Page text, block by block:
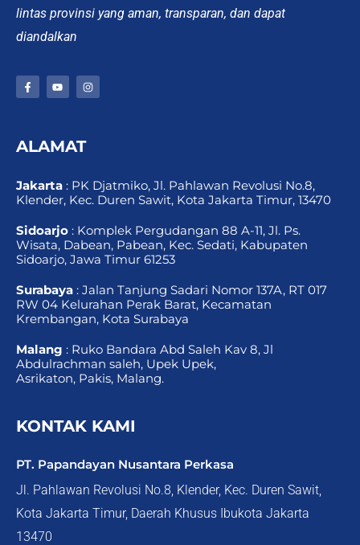
lintas provinsi yang aman, transparan, dan dapat
diandalkan
F
a
o
o
f
Y
o
b
e
I
n
g
ALAMAT
Jakarta : PK Djatmiko, Jl. Pahlawan Revolusi No.8,
Klender, Kec. Duren Sawit, Kota Jakarta Timur, 13470
Sidoarjo : Komplek Pergudangan 88 A-11, Jl. Ps.
Wisata, Dabean, Pabean, Kec. Sedati, Kabupaten
Sidoarjo, Jawa Timur 61253
Surabaya : Jalan Tanjung Sadari Nomor 137A, RT 017
RW 04 Kelurahan Perak Barat, Kecamatan
Krembangan, Kota Surabaya
Malang : Ruko Bandara Abd Saleh Kav 8, Jl
Abdulrachman saleh, Upek Upek,
Asrikaton, Pakis, Malang.
KONTAK KAMI
PT. Papandayan Nusantara Perkasa
Jl. Pahlawan Revolusi No.8, Klender, Kec. Duren Sawit,
Kota Jakarta Timur, Daerah Khusus Ibukota Jakarta
13470